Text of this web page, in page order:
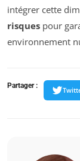
intégrer cette
risques pour
environnement
Partager :